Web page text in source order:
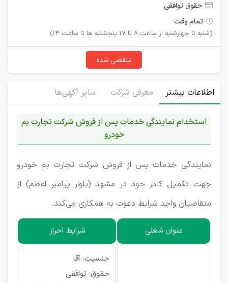
حقوق توافقی
تمام وقت
(شنبه تا چهارشنبه از ساعت 8 تا 17 پنجشنبه ها تا ساعت 14)
منقضی شده
اطلاعات بیشتر معرفی شرکت سایر آگهی‌ها
استخدام نمایندگی خدمات پس از فروش شرکت تجارت بم
خودرو
نمایندگی خدمات پس از فروش شرکت تجارت بم خودرو
جهت تکمیل کادر خود در مشهد (بلوار پیامبر اعظم) از
متقاضیان واجد شرایط دعوت به همکاری می‌کند.
عنوان شغلی شرایط احراز
جنسیت: آقا
حقوق: توافقی